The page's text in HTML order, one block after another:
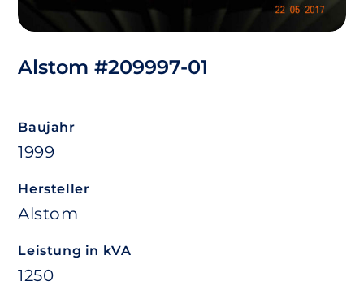
Alstom #209997-01
Baujahr
1999
Hersteller
Alstom
Leistung in kVA
1250